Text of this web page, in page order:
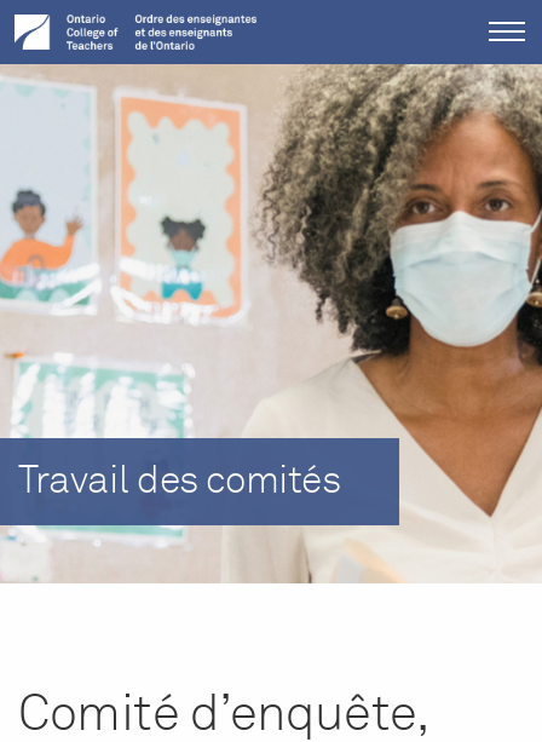
Travail des comités
Comité d’enquête,